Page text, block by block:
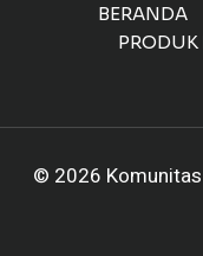
BERANDA
PRODUK
© 2026